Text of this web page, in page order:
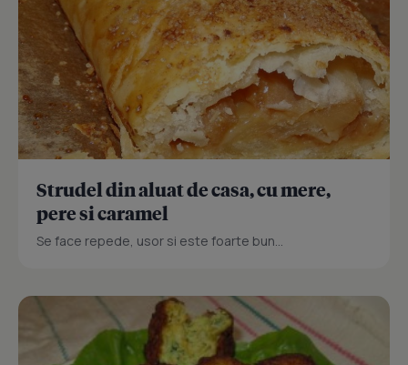
Strudel din aluat de casa, cu mere,
pere si caramel
Se face repede, usor si este foarte bun...